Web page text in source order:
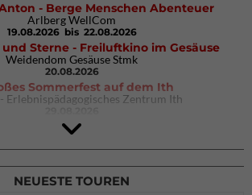
- Berge Menschen Abenteuer
Arlberg WellCom
19.08.2026 bis 22.08.2026
Sterne - Freiluftkino im Gesäuse
Weidendom Gesäuse Stmk
20.08.2026
Sommerfest auf dem Ith
Erlebnispädagogisches Zentrum Ith
Rock Master Arco
Arco (IT)
02.10.2026bis 04.10.2026
NEUESTE TOUREN